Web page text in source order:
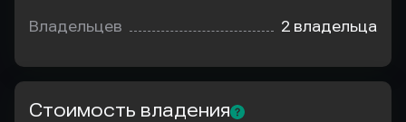
Владельцев 2 владельца
Стоимость владения